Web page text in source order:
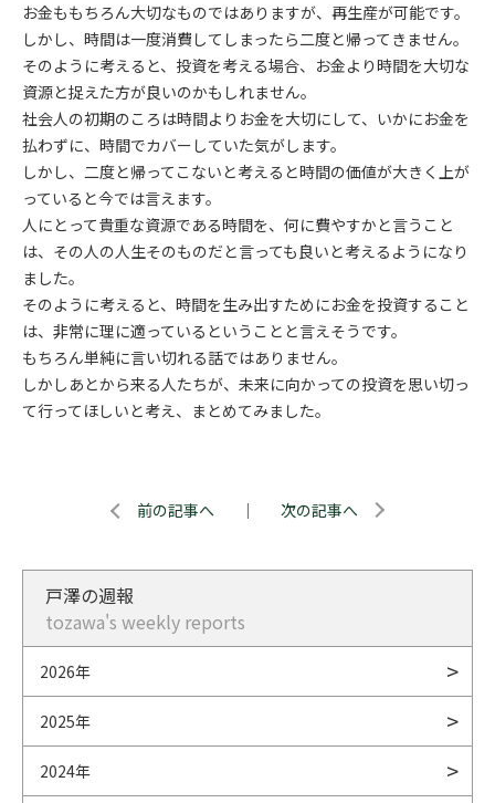
お金ももちろん大切なものではありますが、再生産が可能です。
しかし、時間は一度消費してしまったら二度と帰ってきません。
そのように考えると、投資を考える場合、お金より時間を大切な
資源と捉えた方が良いのかもしれません。
社会人の初期のころは時間よりお金を大切にして、いかにお金を
払わずに、時間でカバーしていた気がします。
しかし、二度と帰ってこないと考えると時間の価値が大きく上が
っていると今では言えます。
人にとって貴重な資源である時間を、何に費やすかと言うこと
は、その人の人生そのものだと言っても良いと考えるようになり
ました。
そのように考えると、時間を生み出すためにお金を投資すること
は、非常に理に適っているということと言えそうです。
もちろん単純に言い切れる話ではありません。
しかしあとから来る人たちが、未来に向かっての投資を思い切っ
て行ってほしいと考え、まとめてみました。
前の記事へ ｜ 次の記事へ
戸澤の週報
tozawa's weekly reports
2026年
2025年
2024年